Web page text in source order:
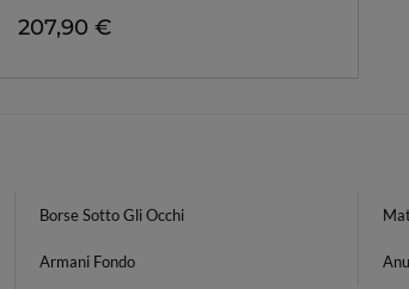
207,90 €
Borse Sotto Gli Occhi
Armani Fondo